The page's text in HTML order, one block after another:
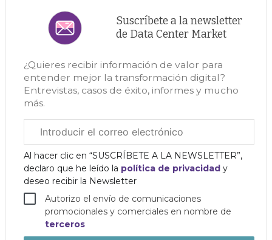
Suscríbete a la newsletter
de Data Center Market
¿Quieres recibir información de valor para
entender mejor la transformación digital?
Entrevistas, casos de éxito, informes y mucho
más.
electrónico
corporativo
Al hacer clic en “SUSCRÍBETE A LA NEWSLETTER”,
declaro que he leído la política de privacidad y
deseo recibir la Newsletter
Autorizo el envío de comunicaciones
promocionales y comerciales en nombre de
terceros